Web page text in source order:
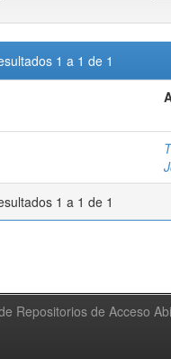
1 a 1 de 1
1 a 1 de 1
Repositorios de Acceso